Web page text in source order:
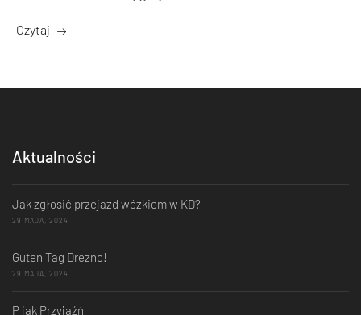
Czytaj
Aktualności
Jak zgłosić przejazd wózkiem w KD?
29 MAJA, 2024
Guten Tag Drezno!
29 MAJA, 2024
P jak Przyjaźń